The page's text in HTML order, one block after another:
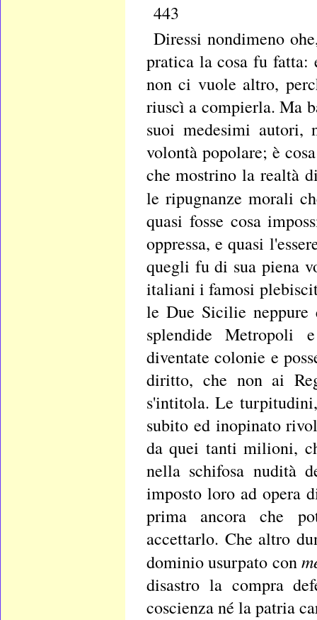
443
Diressi nondimeno
pratica la cosa fu
non ci vuole altro,
riuscì a compierla. Ma
suoi medesimi
volontà popolare; è
che mostrino la realtà
le ripugnanze morali
quasi fosse cosa
oppressa, e quasi
quegli fu di sua piena
italiani i famosi
le Due Sicilie
splendide Metropoli
diventate colonie e
diritto, che non ai
s'intitola. Le
subito ed inopinato
da quei tanti milioni,
nella schifosa nudità
imposto loro ad opera
prima ancora che
accettarlo. Che altro
dominio usurpato con
disastro la compra
coscienza né la patria